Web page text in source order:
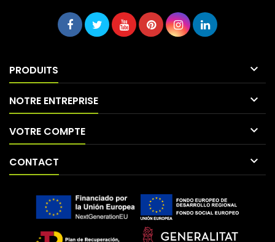
PRODUITS 
NOTRE ENTREPRISE 
VOTRE COMPTE 
CONTACT 